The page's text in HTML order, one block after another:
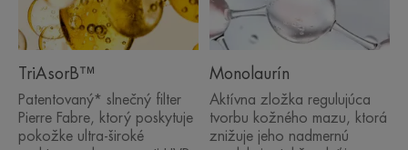
TriAsorB™
Patentovaný* slnečný filter
Pierre Fabre, ktorý poskytuje
pokožke ultra-široké
Monolaurín
Aktívna zložka regulujúca
tvorbu kožného mazu, ktorá
znižuje jeho nadmernú